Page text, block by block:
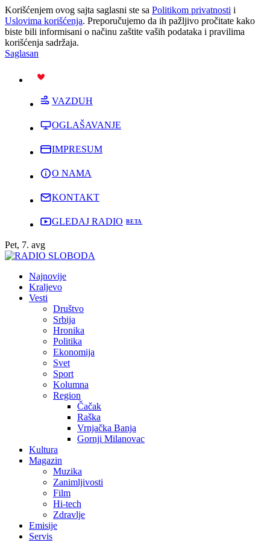
Korišćenjem ovog sajta saglasni ste sa Politikom privatnosti i
Uslovima korišćenja. Preporučujemo da ih pažljivo pročitate kako
biste bili informisani o načinu zaštite vaših podataka i pravilima
korišćenja sadržaja.
Saglasan
VAZDUH
OGLAŠAVANJE
IMPRESUM
O NAMA
KONTAKT
GLEDAJ RADIO
Pet, 7. avg
Najnovije
Kraljevo
Vesti
Društvo
Srbija
Hronika
Politika
Ekonomija
Svet
Sport
Kolumna
Region
Čačak
Raška
Vrnjačka Banja
Gornji Milanovac
Kultura
Magazin
Muzika
Zanimljivosti
Film
Hi-tech
Zdravlje
Emisije
Servis